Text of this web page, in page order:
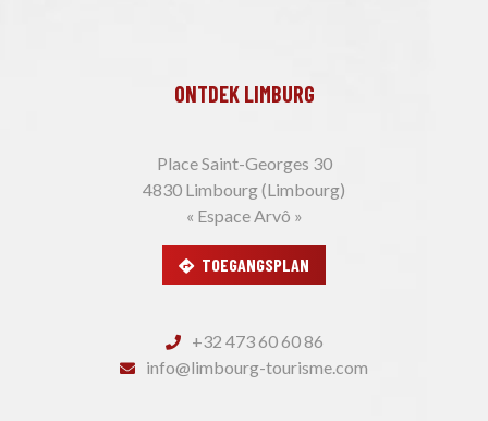
ONTDEK LIMBURG
Place Saint-Georges 30
4830 Limbourg (Limbourg)
« Espace Arvô »
TOEGANGSPLAN
+32 473 60 60 86
info@limbourg-tourisme.com